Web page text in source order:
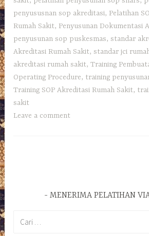
penyususnan sop akreditasi, Pelatihan
Rumah Sakit, Penyusunan Dokumentasi
penyusunan sop puskesmas,standar
Akreditasi Rumah Sakit,standar jci
akreditasi rumah sakit,Training
Operating Procedure, training
Training SOP Akreditasi Rumah Sakit,
sakit
Leave a comment
MENERIMA PELATIHAN